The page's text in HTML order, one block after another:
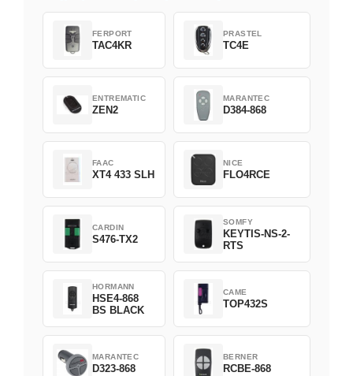
FERPORT
TAC4KR
PRASTEL
TC4E
ENTREMATIC
ZEN2
MARANTEC
D384-868
FAAC
XT4 433 SLH
NICE
FLO4RCE
CARDIN
S476-TX2
SOMFY
KEYTIS-NS-2-
RTS
HORMANN
HSE4-868
BS BLACK
CAME
TOP432S
MARANTEC
D323-868
BERNER
RCBE-868